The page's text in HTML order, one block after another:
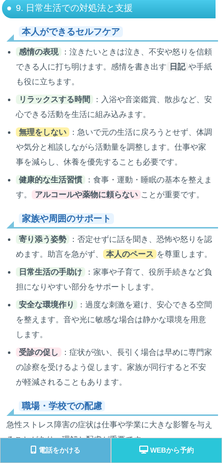
9. 日常生活での対処法と支援
本人ができるセルフケア
感情の表現
：泣きたいときは泣き、不安や怒りを信頼
できる人に打ち明けます。感情を書き出す
日記 や手紙
も役に立ちます。
リラックスする時間
：入浴や音楽鑑賞、散歩など、安
心できる活動を生活に組み込みます。
無理をしない
：急いで元の生活に戻ろうとせず、体調
や気分と相談しながら活動量を調整します。仕事や家
事を減らし、休養を優先することも必要です。
健康的な生活習慣
：食事・運動・睡眠の基本を整えま
す。
アルコールや薬物に頼らない ことが重要です。
家族や周囲のサポート
寄り添う姿勢
：否定せずに話を聞き、恐怖や怒りを認
めます。助言を急がず、 本人のペース を尊重します。
日常生活の手助け
：家事や子育て、役所手続きなど負
担になりやすい部分をサポートします。
安全な環境作り
：過度な刺激を避け、安心できる空間
を整えます。音や光に敏感な場合は静かな環境を用意
します。
受診の促し
：症状が強い、長引く場合は早めに専門家
の診察を受けるよう促します。家族が同行すると不安
が軽減されることもあります。
職場・学校での配慮
急性ストレス障害の症状は仕事や学業に大きな影響を与え
ることがあり、理解と配慮が重要です。
電話をかける WEBから予約